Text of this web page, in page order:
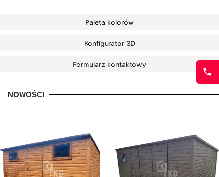
Paleta kolorów
Konfigurator 3D
Formularz kontaktowy
NOWOŚCI